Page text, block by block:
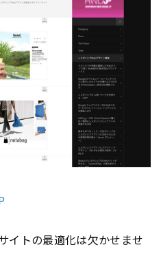
イトの最適化は欠かせませ